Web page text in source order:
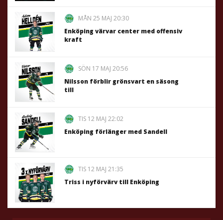
MÅN 25 MAJ 20:30
Enköping värvar center med offensiv
kraft
SÖN 17 MAJ 20:56
Nilsson förblir grönsvart en säsong
till
TIS 12 MAJ 22:02
Enköping förlänger med Sandell
TIS 12 MAJ 21:35
Triss i nyförvärv till Enköping